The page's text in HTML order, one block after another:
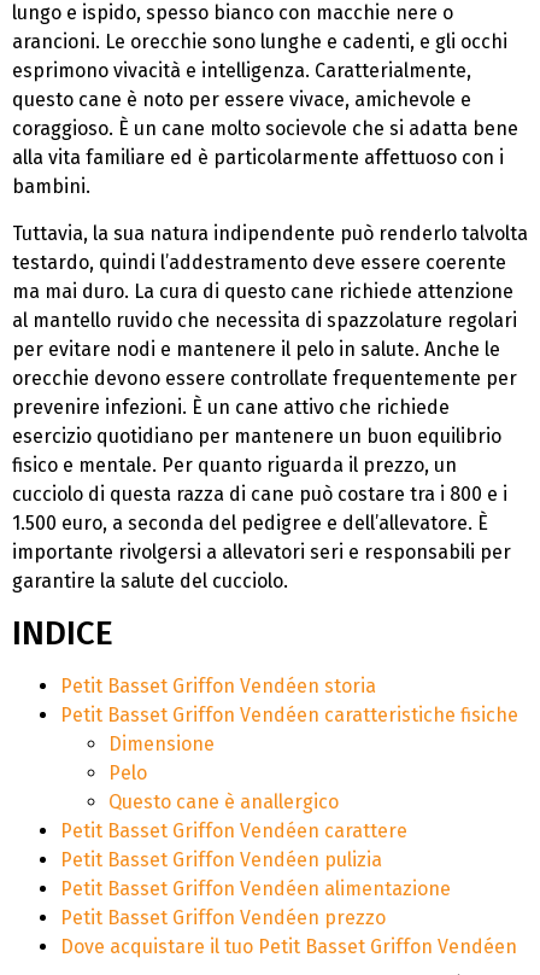
lungo e ispido, spesso bianco con macchie nere o
arancioni. Le orecchie sono lunghe e cadenti, e gli occhi
esprimono vivacità e intelligenza. Caratterialmente,
questo cane è noto per essere vivace, amichevole e
coraggioso. È un cane molto socievole che si adatta bene
alla vita familiare ed è particolarmente affettuoso con i
bambini.
Tuttavia, la sua natura indipendente può renderlo talvolta
testardo, quindi l’addestramento deve essere coerente
ma mai duro. La cura di questo cane richiede attenzione
al mantello ruvido che necessita di spazzolature regolari
per evitare nodi e mantenere il pelo in salute. Anche le
orecchie devono essere controllate frequentemente per
prevenire infezioni. È un cane attivo che richiede
esercizio quotidiano per mantenere un buon equilibrio
fisico e mentale. Per quanto riguarda il prezzo, un
cucciolo di questa razza di cane può costare tra i 800 e i
1.500 euro, a seconda del pedigree e dell’allevatore. È
importante rivolgersi a allevatori seri e responsabili per
garantire la salute del cucciolo.
INDICE
Petit Basset Griffon Vendéen storia
Petit Basset Griffon Vendéen caratteristiche fisiche
Dimensione
Pelo
Questo cane è anallergico
Petit Basset Griffon Vendéen carattere
Petit Basset Griffon Vendéen pulizia
Petit Basset Griffon Vendéen alimentazione
Petit Basset Griffon Vendéen prezzo
Dove acquistare il tuo Petit Basset Griffon Vendéen